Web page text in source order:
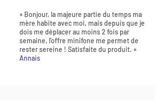
« Bonjour, la majeure partie du temps ma
mère habite avec moi, mais depuis que je
dois me déplacer au moins 2 fois par
semaine, l'offre minifone me permet de
rester sereine ! Satisfaite du produit. »
Annais